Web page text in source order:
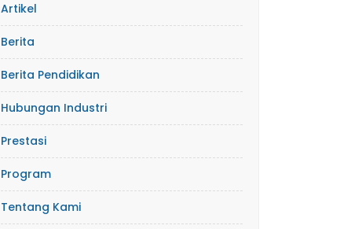
Artikel
Berita
Berita Pendidikan
Hubungan Industri
Prestasi
Program
Tentang Kami